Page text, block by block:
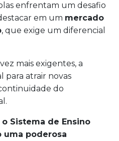
enfrentam um desafio
em um mercado
, que exige um diferencial
mais exigentes, a
para atrair novas
do
Sistema de Ensino
uma poderosa